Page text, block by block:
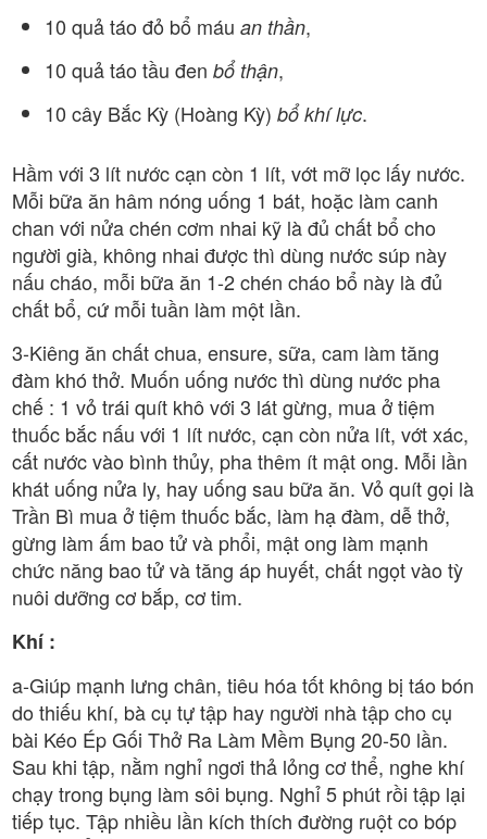
10 quả táo đỏ bổ máu an thần,
10 quả táo tầu đen bổ thận,
10 cây Bắc Kỳ (Hoàng Kỳ) bổ khí lực.
Hầm với 3 lít nước cạn còn 1 lít, vớt mỡ lọc lấy nước.
Mỗi bữa ăn hâm nóng uống 1 bát, hoặc làm canh
chan với nửa chén cơm nhai kỹ là đủ chất bổ cho
người già, không nhai được thì dùng nước súp này
nấu cháo, mỗi bữa ăn 1-2 chén cháo bổ này là đủ
chất bổ, cứ mỗi tuần làm một lần.
3-Kiêng ăn chất chua, ensure, sữa, cam làm tăng
đàm khó thở. Muốn uống nước thì dùng nước pha
chế : 1 vỏ trái quít khô với 3 lát gừng, mua ở tiệm
thuốc bắc nấu với 1 lít nước, cạn còn nửa lít, vớt xác,
cất nước vào bình thủy, pha thêm ít mật ong. Mỗi lần
khát uống nửa ly, hay uống sau bữa ăn. Vỏ quít gọi là
Trần Bì mua ở tiệm thuốc bắc, làm hạ đàm, dễ thở,
gừng làm ấm bao tử và phổi, mật ong làm mạnh
chức năng bao tử và tăng áp huyết, chất ngọt vào tỳ
nuôi dưỡng cơ bắp, cơ tim.
Khí :
a-Giúp mạnh lưng chân, tiêu hóa tốt không bị táo bón
do thiếu khí, bà cụ tự tập hay người nhà tập cho cụ
bài Kéo Ép Gối Thở Ra Làm Mềm Bụng 20-50 lần.
Sau khi tập, nằm nghỉ ngơi thả lỏng cơ thể, nghe khí
chạy trong bụng làm sôi bụng. Nghỉ 5 phút rồi tập lại
tiếp tục. Tập nhiều lần kích thích đường ruột co bóp